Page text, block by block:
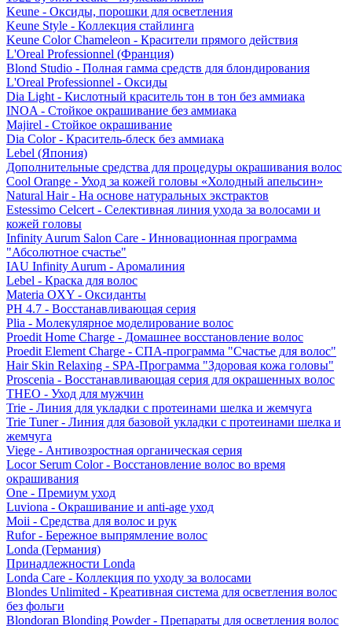
Keune - Оксиды, порошки для осветления
Keune Style - Коллекция стайлинга
Keune Color Chameleon - Красители прямого действия
L'Oreal Professionnel (Франция)
Blond Studio - Полная гамма средств для блондирования
L'Oreal Professionnel - Оксиды
Dia Light - Кислотный краситель тон в тон без аммиака
INOA - Стойкое окрашивание без аммиака
Majirel - Стойкое окрашивание
Dia Color - Краситель-блеск без аммиака
Lebel (Япония)
Дополнительные средства для процедуры окрашивания волос
Cool Orange - Уход за кожей головы «Холодный апельсин»
Natural Hair - На основе натуральных экстрактов
Estessimo Celcert - Селективная линия ухода за волосами и
кожей головы
Infinity Aurum Salon Care - Инновационная программа
"Абсолютное счастье"
IAU Infinity Aurum - Аромалиния
Lebel - Краска для волос
Materia OXY - Оксиданты
PH 4.7 - Восстанавливающая серия
Plia - Молекулярное моделирование волос
Proedit Home Charge - Домашнее восстановление волос
Proedit Element Charge - СПА-программа "Счастье для волос"
Hair Skin Relaxing - SPA-Программа "Здоровая кожа головы"
Proscenia - Восстанавливающая серия для окрашенных волос
THEO - Уход для мужчин
Trie - Линия для укладки с протеинами шелка и жемчуга
Trie Tuner - Линия для базовой укладки с протеинами шелка и
жемчуга
Viege - Антивозростная органическая серия
Locor Serum Color - Восстановление волос во время
окрашивания
One - Премиум уход
Luviona - Окрашивание и anti-age уход
Moii - Средства для волос и рук
Rufor - Бережное выпрямление волос
Londa (Германия)
Принадлежности Londa
Londa Care - Коллекция по уходу за волосами
Blondes Unlimited - Креативная система для осветления волос
без фольги
Blondoran Blonding Powder - Препараты для осветления волос